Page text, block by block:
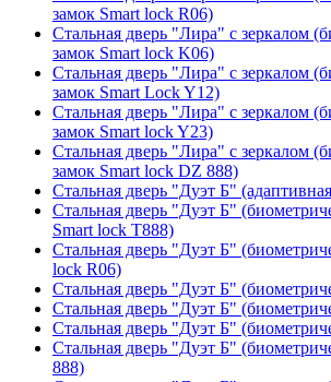
замок Smart lock R06)
Стальная дверь "Лира" с зеркалом
замок Smart lock K06)
Стальная дверь "Лира" с зеркалом
замок Smart Lock Y12)
Стальная дверь "Лира" с зеркалом
замок Smart lock Y23)
Стальная дверь "Лира" с зеркалом
замок Smart lock DZ 888)
Стальная дверь "Дуэт Б"
Стальная дверь "Дуэт Б"
Smart lock T888)
Стальная дверь "Дуэт Б"
lock R06)
Стальная дверь "Дуэт Б"
Стальная дверь "Дуэт Б"
Стальная дверь "Дуэт Б"
Стальная дверь "Дуэт Б"
888)